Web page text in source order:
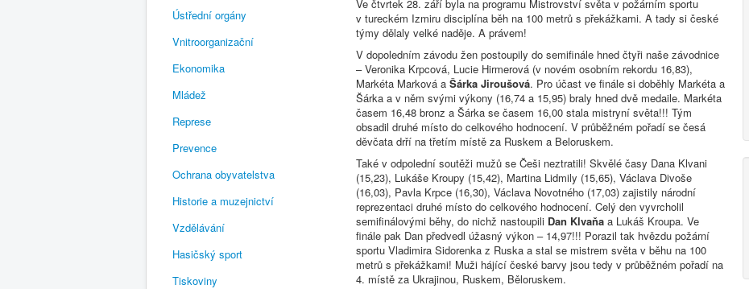
Ústřední orgány
Vnitroorganizační
Ekonomika
Mládež
Represe
Prevence
Ochrana obyvatelstva
Historie a muzejnictví
Vzdělávání
Hasičský sport
Tiskoviny
Ve čtvrtek 28. září byla na programu Mistrovství světa v požárním sportu
v tureckém Izmiru disciplína běh na 100 metrů s překážkami. A tady si české
týmy dělaly velké naděje. A právem!
V dopoledním závodu žen postoupily do semifinále hned čtyři naše závodnice
– Veronika Krpcová, Lucie Hirmerová (v novém osobním rekordu 16,83),
Markéta Marková a Šárka Jiroušová. Pro účast ve finále si doběhly Markéta a
Šárka a v něm svými výkony (16,74 a 15,95) braly hned dvě medaile. Markéta
časem 16,48 bronz a Šárka se časem 16,00 stala mistryní světa!!! Tým
obsadil druhé místo do celkového hodnocení. V průběžném pořadí se česá
děvčata drří na třetím místě za Ruskem a Beloruskem.
Také v odpolední soutěži mužů se Češi neztratili! Skvělé časy Dana Klvani
(15,23), Lukáše Kroupy (15,42), Martina Lidmily (15,65), Václava Divoše
(16,03), Pavla Krpce (16,30), Václava Novotného (17,03) zajistily národní
reprezentaci druhé místo do celkového hodnocení. Celý den vyvrcholil
semifinálovými běhy, do nichž nastoupili Dan Klvaňa a Lukáš Kroupa. Ve
finále pak Dan předvedl úžasný výkon – 14,97!!! Porazil tak hvězdu požární
sportu Vladimira Sidorenka z Ruska a stal se mistrem světa v běhu na 100
metrů s překážkami! Muži hájící české barvy jsou tedy v průběžném pořadí na
4. místě za Ukrajinou, Ruskem, Běloruskem.